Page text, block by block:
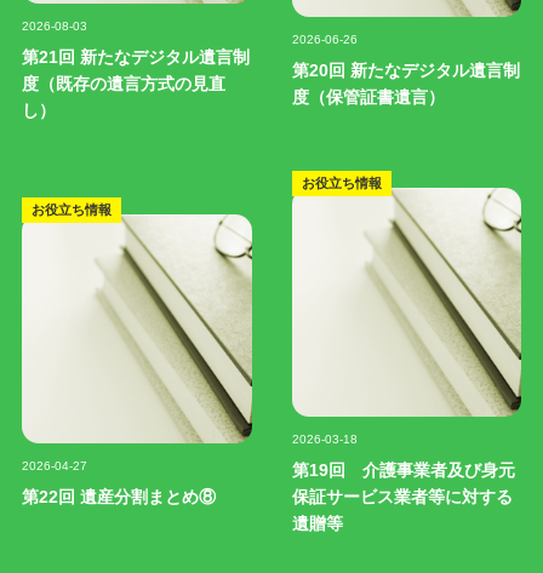
2026-08-03
第21回 新たなデジタル遺言制
度（既存の遺言方式の見直
し）
2026-06-26
第20回 新たなデジタル遺言制
度（保管証書遺言）
お役立ち情報
2026-04-27
第22回 遺産分割まとめ⑧
お役立ち情報
2026-03-18
第19回 介護事業者及び身元
保証サービス業者等に対する
遺贈等